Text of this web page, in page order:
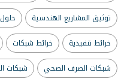
توثيق المشاريع الهندسية
خرائط تنفيذية
خرائط شبكات
شبكات الصرف الصحي
شبكات